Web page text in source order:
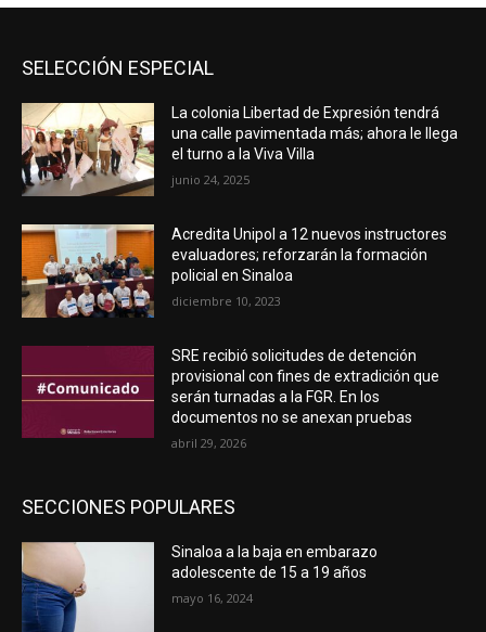
SELECCIÓN ESPECIAL
La colonia Libertad de Expresión tendrá
una calle pavimentada más; ahora le llega
el turno a la Viva Villa
junio 24, 2025
Acredita Unipol a 12 nuevos instructores
evaluadores; reforzarán la formación
policial en Sinaloa
diciembre 10, 2023
SRE recibió solicitudes de detención
provisional con fines de extradición que
serán turnadas a la FGR. En los
documentos no se anexan pruebas
abril 29, 2026
SECCIONES POPULARES
Sinaloa a la baja en embarazo
adolescente de 15 a 19 años
mayo 16, 2024